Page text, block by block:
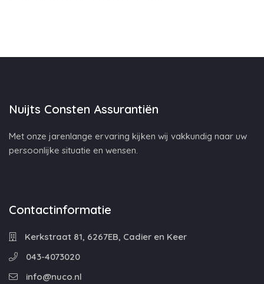
Nuijts Consten Assurantiën
Met onze jarenlange ervaring kijken wij vakkundig naar uw
persoonlijke situatie en wensen.
Contactinformatie
Kerkstraat 81, 6267EB, Cadier en Keer
043-4073020
info@nuco.nl